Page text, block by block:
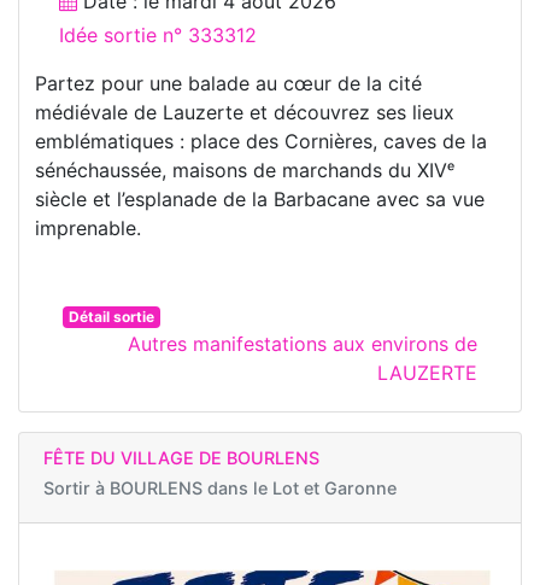
Idée sortie n° 333312
Partez pour une balade au cœur de la cité
médiévale de Lauzerte et découvrez ses lieux
emblématiques : place des Cornières, caves de la
sénéchaussée, maisons de marchands du XIVᵉ
siècle et l’esplanade de la Barbacane avec sa vue
imprenable.
Détail sortie
Autres manifestations aux environs de
LAUZERTE
FÊTE DU VILLAGE DE BOURLENS
Sortir à BOURLENS dans le Lot et Garonne